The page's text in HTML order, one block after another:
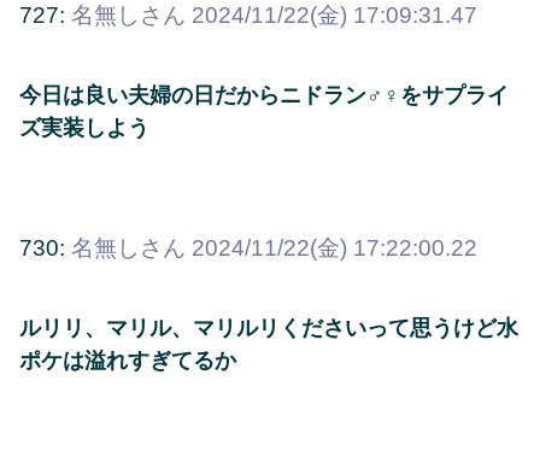
727: 名無しさん 2024/11/22(金) 17:09:31.47
今日は良い夫婦の日だからニドラン♂♀をサプライ
ズ実装しよう
730: 名無しさん 2024/11/22(金) 17:22:00.22
ルリリ、マリル、マリルリくださいって思うけど水
ポケは溢れすぎてるか